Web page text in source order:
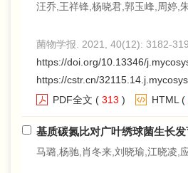
汪乔,王祥锋,杨晓君,郭玉峰,周婷,
菌物学报. 2021, 40(12): 3182-
https://doi.org/10.13346/
https://cstr.cn/
PDF全文 ( 313 ) HTML (
基质碳氮比对广叶绣球菌生长
马璐,杨驰,肖冬来,刘晓瑜,江晓凌,